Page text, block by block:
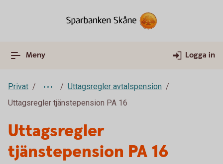
Meny Logga in
Privat
Uttagsregler avtalspension
Uttagsregler tjänstepension PA 16
Uttagsregler
tjänstepension PA 16